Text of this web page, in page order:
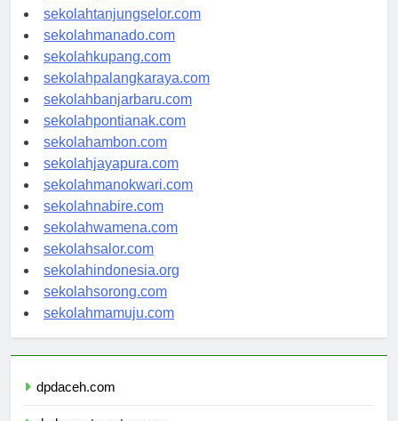
sekolahgorontalo.com
sekolahtanjungselor.com
sekolahmanado.com
sekolahkupang.com
sekolahpalangkaraya.com
sekolahbanjarbaru.com
sekolahpontianak.com
sekolahambon.com
sekolahjayapura.com
sekolahmanokwari.com
sekolahnabire.com
sekolahwamena.com
sekolahsalor.com
sekolahindonesia.org
sekolahsorong.com